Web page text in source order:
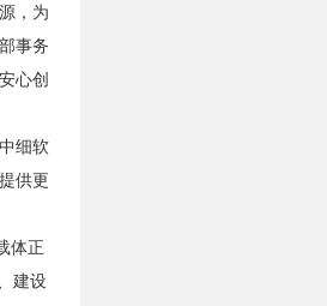
，为
事务
心创
细软
供更
体正
建设